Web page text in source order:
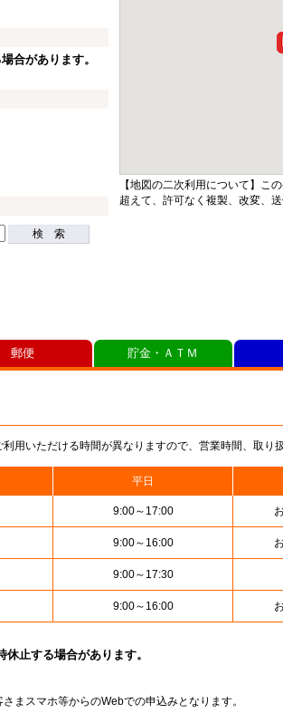
合があります。
検 索
【地図の二次利用について】こ
超えて、許可なく複製、改変、
用いただける時間が異なりますので、営業時間、取り
平日
9:00～17:00
9:00～16:00
9:00～17:30
9:00～16:00
止する場合があります。
まスマホ等からのWebでの申込みとなります。
郵便 貯金・ＡＴＭ